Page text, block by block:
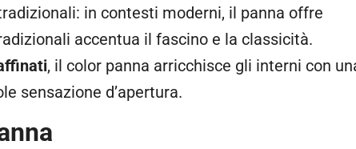
in contesti moderni, il panna offre
accentua il fascino e la classicità.
, il color panna arricchisce gli interni con
sensazione d’apertura.